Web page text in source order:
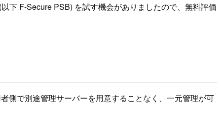
下 F-Secure PSB) を試す機会がありましたので、無料評価
側で別途管理サーバーを用意することなく、一元管理が可